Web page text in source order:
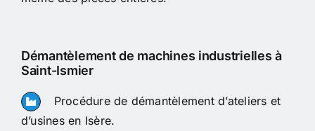
Démantèlement de machines industrielles à
Saint-Ismier
Procédure de démantèlement d’ateliers et
d’usines en Isère.